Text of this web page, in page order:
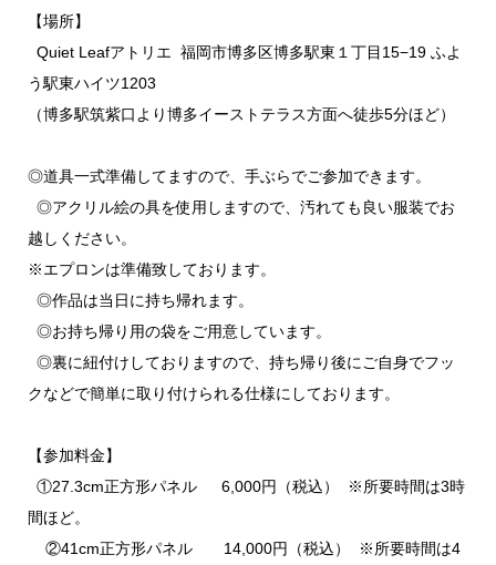
【場所】
Quiet Leafアトリエ 福岡市博多区博多駅東１丁目15−19 ふよ
う駅東ハイツ1203
（博多駅筑紫口より博多イーストテラス方面へ徒歩5分ほど）
◎道具一式準備してますので、手ぶらでご参加できます。
◎アクリル絵の具を使用しますので、汚れても良い服装でお
越しください。
※エプロンは準備致しております。
◎作品は当日に持ち帰れます。
◎お持ち帰り用の袋をご用意しています。
◎裏に紐付けしておりますので、持ち帰り後にご自身でフッ
クなどで簡単に取り付けられる仕様にしております。
【参加料金】
①27.3cm正方形パネル 6,000円（税込） ※所要時間は3時
間ほど。
②41cm正方形パネル 14,000円（税込） ※所要時間は4